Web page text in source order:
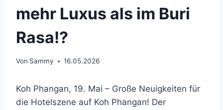
mehr Luxus als im Buri
Rasa!?
Von Sammy 16.05.2026
Koh Phangan, 19. Mai – Große Neuigkeiten für
die Hotelszene auf Koh Phangan! Der